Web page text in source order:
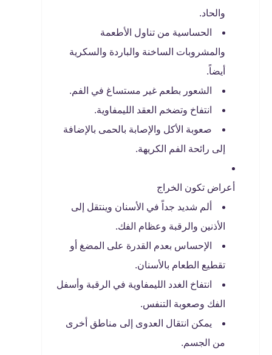
والحاد.
الحساسية من تناول الأطعمة
والمشروبات الساخنة والباردة والسكرية
أيضاً.
الشعور بطعم غير مستساغ في الفم.
انتفاخ وتضخم العقد الليمفاوية.
صعوبة الأكل والإصابة بالحمى بالإضافة
إلى رائحة الفم الكريهة.
أعراض تكون الخراج
ألم شديد جداً في الأسنان وينتقل إلى
الأذنين والرقبة وعظام الفك.
الإحساس بعدم القدرة على المضغ أو
تقطيع الطعام بالأسنان.
انتفاخ الغدد الليمفاوية في الرقبة وأسفل
الفك وصعوبة التنفس.
يمكن انتقال العدوى إلى مناطق أخرى
من الجسم.